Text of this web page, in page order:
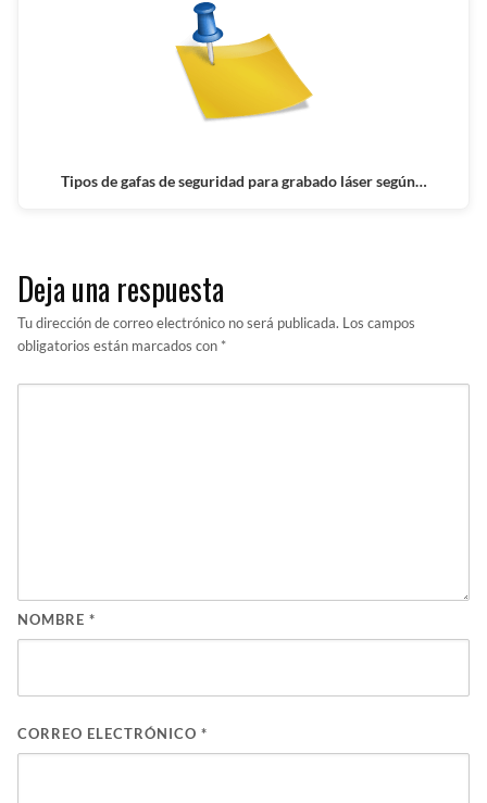
Tipos de gafas de seguridad para grabado láser según…
Deja una respuesta
Tu dirección de correo electrónico no será publicada. Los campos
obligatorios están marcados con *
NOMBRE *
CORREO ELECTRÓNICO *